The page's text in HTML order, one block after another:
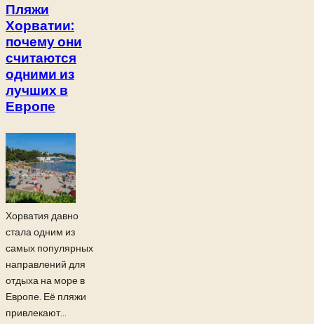
Пляжи
Хорватии:
почему они
считаются
одними из
лучших в
Европе
Хорватия давно
стала одним из
самых популярных
направлений для
отдыха на море в
Европе. Её пляжи
привлекают...